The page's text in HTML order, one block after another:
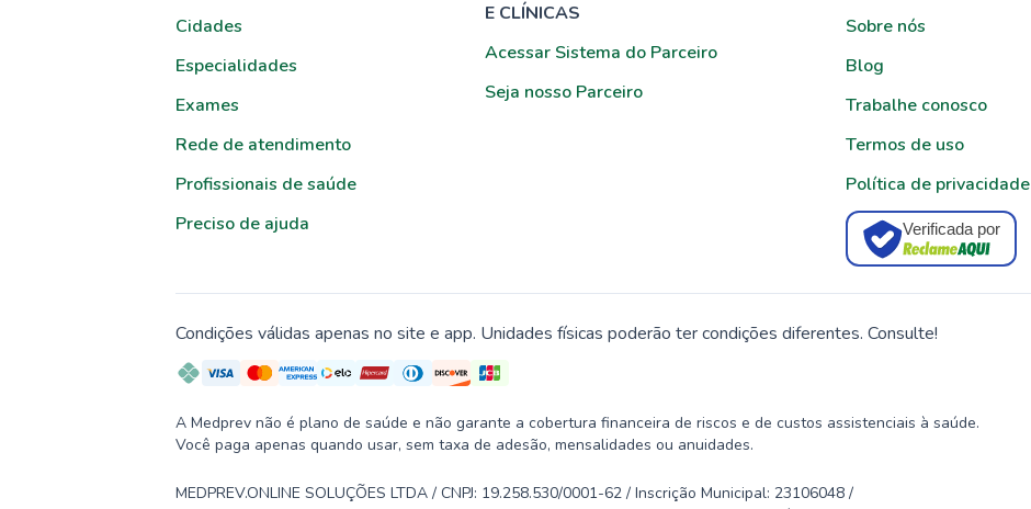
Cidades
Especialidades
Exames
Rede de atendimento
Profissionais de saúde
Preciso de ajuda
E CLÍNICAS
Acessar Sistema do Parceiro
Seja nosso Parceiro
Sobre nós
Blog
Trabalhe conosco
Termos de uso
Política de privacidade
Verificada por
Condições válidas apenas no site e app. Unidades físicas poderão ter condições diferentes. Consulte!
A Medprev não é plano de saúde e não garante a cobertura financeira de riscos e de custos assistenciais à saúde.
Você paga apenas quando usar, sem taxa de adesão, mensalidades ou anuidades.
MEDPREV.ONLINE SOLUÇÕES LTDA / CNPJ: 19.258.530/0001-62 / Inscrição Municipal: 23106048 /